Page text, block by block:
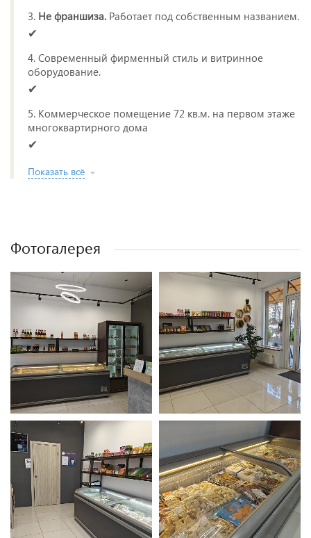
3. Не франшиза. Работает под собственным названием.
✔
4. Современный фирменный стиль и витринное
оборудование.
✔
5. Коммерческое помещение 72 кв.м. на первом этаже
многоквартирного дома
✔
Показать всё
Фотогалерея